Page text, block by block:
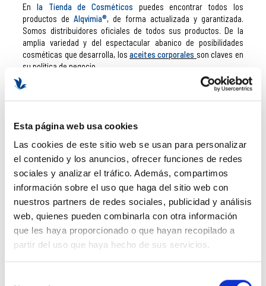
Esta página web usa cookies
Las cookies de este sitio web se usan para personalizar
el contenido y los anuncios, ofrecer funciones de redes
sociales y analizar el tráfico. Además, compartimos
información sobre el uso que haga del sitio web con
nuestros partners de redes sociales, publicidad y análisis
web, quienes pueden combinarla con otra información
que les haya proporcionado o que hayan recopilado a
partir del uso que haya hecho de sus servicios.
En la Tienda de Cosméticos puedes encontrar todos los
productos deAlqvimia®, de forma actualizada y garantizada.
Somos distribuidores oficiales de todos sus productos. De la
amplia variedad y del espectacular abanico de posibilidades
cosméticas que desarrolla, los aceites corporales son claves en
su política de negocio.
El Aceite Corporal Reductor
Aceite Reparador para Manos y
Uñas,Sensuality Body Nectar Woman Aceite Corporal,
de Lavanda, el Aceite Esencial de Mirra,
Nuez Moscada
algunos de los más de 20 aceites corporales de la marca, todos
ellos elaborados de manera natural, con composiciones
altamente eficaces y fragancias ricamente perfumadas.
Alqvimia Reina de Egipto
Lagama Reina de Egipto de Alqvimiaestá integrada por
cosméticos naturales, hidratantes y rejuvenecedores. De la
sinergia de aceites esenciales, como el incienso y la mirra,
la piel, nutriéndola y reafirmándola. Asimismo, aportan seguridad